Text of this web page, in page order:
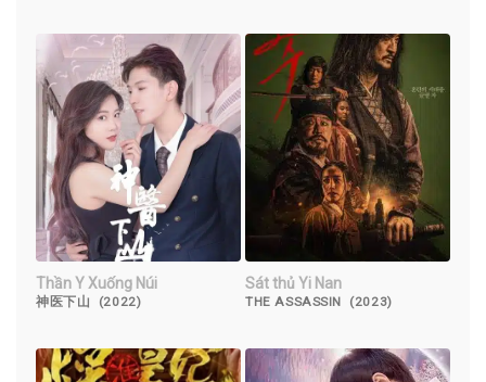
Thần Y Xuống Núi
神医下山 (2022)
Sát thủ Yi Nan
THE ASSASSIN (2023)